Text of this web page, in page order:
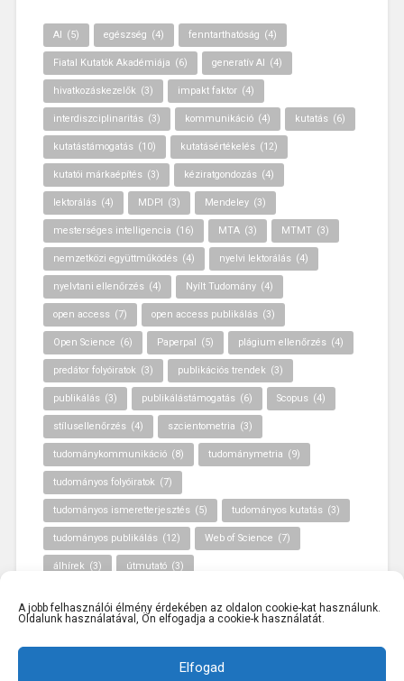
A jobb felhasználói élmény érdekében az oldalon cookie-kat használunk.
Oldalunk használatával, Ön elfogadja a cookie-k használatát.
Elfogad
AI (5) egészség (4) fenntarthatóság (4)
Fiatal Kutatók Akadémiája (6) generatív AI (4)
hivatkozáskezelők (3) impakt faktor (4)
interdiszciplinaritás (3) kommunikáció (4) kutatás (6)
kutatástámogatás (10) kutatásértékelés (12)
kutatói márkaépítés (3) kéziratgondozás (4)
lektorálás (4) MDPI (3) Mendeley (3)
mesterséges intelligencia (16) MTA (3) MTMT (3)
nemzetközi együttműködés (4) nyelvi lektorálás (4)
nyelvtani ellenőrzés (4) Nyílt Tudomány (4)
open access (7) open access publikálás (3)
Open Science (6) Paperpal (5) plágium ellenőrzés (4)
predátor folyóiratok (3) publikációs trendek (3)
publikálás (3) publikálástámogatás (6) Scopus (4)
stílusellenőrzés (4) szcientometria (3)
tudománykommunikáció (8) tudománymetria (9)
tudományos folyóiratok (7)
tudományos ismeretterjesztés (5) tudományos kutatás (3)
tudományos publikálás (12) Web of Science (7)
álhírek (3) útmutató (3)